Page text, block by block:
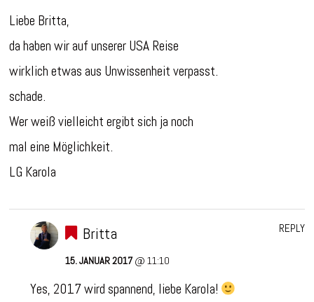
Liebe Britta,
da haben wir auf unserer USA Reise
wirklich etwas aus Unwissenheit verpasst.
schade.
Wer weiß vielleicht ergibt sich ja noch
mal eine Möglichkeit.
LG Karola
Britta
15. JANUAR 2017@ 11:10
Yes, 2017 wird spannend, liebe Karola!
REPLY